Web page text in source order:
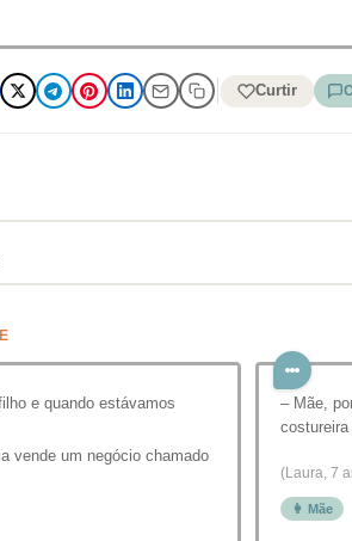
Curtir
e quando estávamos
vende um negócio chamado
– Mãe,
costureira
(Laura, 7
👩 Mãe